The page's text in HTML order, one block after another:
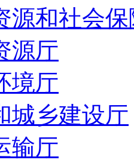
源和社会
源厅
境厅
城乡建设厅
输厅